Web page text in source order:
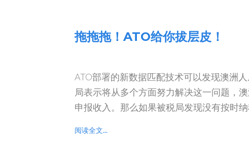
拖拖拖！ATO给你拔层皮！
ATO部署的新数据匹配技术可以发现澳洲
局表示将从多个方面努力解决这一问题，
申报收入。那么如果被税局发现没有按时
阅读全文...